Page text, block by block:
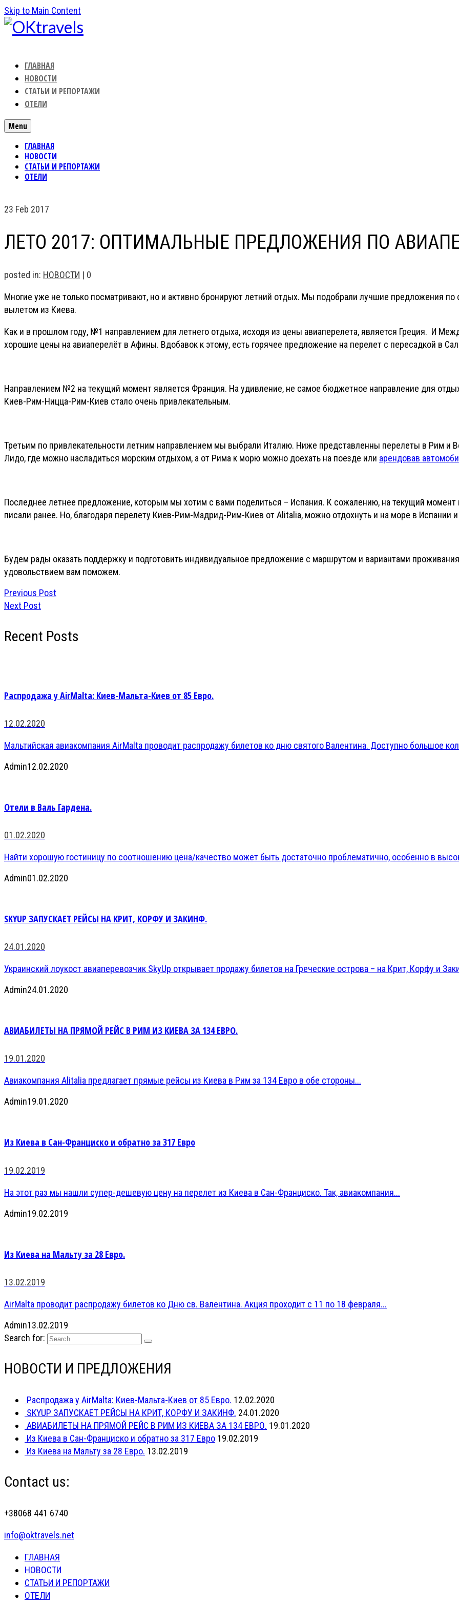
Skip to Main Content
ГЛАВНАЯ
НОВОСТИ
СТАТЬИ И РЕПОРТАЖИ
ОТЕЛИ
Menu
ГЛАВНАЯ
НОВОСТИ
СТАТЬИ И РЕПОРТАЖИ
ОТЕЛИ
23 Feb 2017
ЛЕТО 2017: ОПТИМАЛЬНЫЕ ПРЕДЛОЖЕНИЯ ПО
posted in: НОВОСТИ | 0
Многие уже не только посматривают, но и активно бронируют летний отдых. Мы подобрали лучшие предложения
вылетом из Киева.
Как и в прошлом году, №1 направлением для летнего отдыха, исходя из цены авиаперелета, является Греция. И
хорошие цены на авиаперелёт в Афины. Вдобавок к этому, есть горячее предложение на перелет с пересадкой в
Направлением №2 на текущий момент является Франция. На удивление, не самое бюджетное направление для
Киев-Рим-Ницца-Рим-Киев стало очень привлекательным.
Третьим по привлекательности летним направлением мы выбрали Италию. Ниже представленны перелеты в Рим и
Лидо, где можно насладиться морским отдыхом, а от Рима к морю можно доехать на поезде или арендовав
Последнее летнее предложение, которым мы хотим с вами поделиться – Испания. К сожалению, на текущий
писали ранее. Но, благодаря перелету Киев-Рим-Мадрид-Рим-Киев от Alitalia, можно отдохнуть и на море в Испании
Будем рады оказать поддержку и подготовить индивидуальное предложение с маршрутом и вариантами
удовольствием вам поможем.
Previous Post
Next Post
Recent Posts
Распродажа у AirMalta: Киев-Мальта-Киев от 85 Евро.
12.02.2020
Мальтийская авиакомпания AirMalta проводит распродажу билетов ко дню святого Валентина. Доступно большое
Admin12.02.2020
Отели в Валь Гардена.
01.02.2020
Найти хорошую гостиницу по соотношению цена/качество может быть достаточно проблематично, особенно в
Admin01.02.2020
SKYUP ЗАПУСКАЕТ РЕЙСЫ НА КРИТ, КОРФУ И ЗАКИНФ.
24.01.2020
Украинский лоукост авиаперевозчик SkyUp открывает продажу билетов на Греческие острова – на Крит, Корфу и
Admin24.01.2020
АВИАБИЛЕТЫ НА ПРЯМОЙ РЕЙС В РИМ ИЗ КИЕВА ЗА 134 ЕВРО.
19.01.2020
Авиакомпания Alitalia предлагает прямые рейсы из Киева в Рим за 134 Евро в обе стороны...
Admin19.01.2020
Из Киева в Сан-Франциско и обратно за 317 Евро
19.02.2019
На этот раз мы нашли супер-дешевую цену на перелет из Киева в Сан-Франциско. Так, авиакомпания...
Admin19.02.2019
Из Киева на Мальту за 28 Евро.
13.02.2019
AirMalta проводит распродажу билетов ко Дню св. Валентина. Акция проходит с 11 по 18 февраля...
Admin13.02.2019
Search for:
НОВОСТИ И ПРЕДЛОЖЕНИЯ
Распродажа у AirMalta: Киев-Мальта-Киев от 85 Евро. 12.02.2020
SKYUP ЗАПУСКАЕТ РЕЙСЫ НА КРИТ, КОРФУ И ЗАКИНФ. 24.01.2020
АВИАБИЛЕТЫ НА ПРЯМОЙ РЕЙС В РИМ ИЗ КИЕВА ЗА 134 ЕВРО. 19.01.2020
Из Киева в Сан-Франциско и обратно за 317 Евро 19.02.2019
Из Киева на Мальту за 28 Евро. 13.02.2019
Contact us:
+38068 441 6740
info@oktravels.net
ГЛАВНАЯ
НОВОСТИ
СТАТЬИ И РЕПОРТАЖИ
ОТЕЛИ